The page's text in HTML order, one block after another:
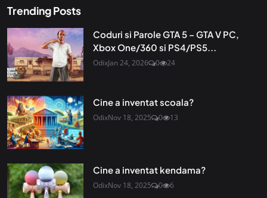
Trending Posts
Coduri si Parole GTA 5 – GTA V PC,
Xbox One/360 si PS4/PS5...
OdixJan 24, 2026 0 24
Cine a inventat scoala?
OdixNov 18, 2025 0 13
Cine a inventat kendama?
OdixNov 18, 2025 0 6